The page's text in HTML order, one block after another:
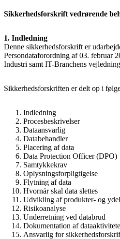
Sikkerhedsforskrift vedrørende
1. Indledning
Denne sikkerhedsforskrift er
Persondataforordning af 03. februar
Industri samt IT-Branchens
Sikkerhedsforskriften er delt op i
Indledning
Procesbeskrivelser
Dataansvarlig
Databehandler
Placering af data
Data Protection Officer (DPO)
Samtykkekrav
Oplysningsforpligtigelse
Flytning af data
Hvornår skal data slettes
Udvikling af produkter- og
Risikoanalyse
Underretning ved databrud
Dokumentation af
Ansvarlig for